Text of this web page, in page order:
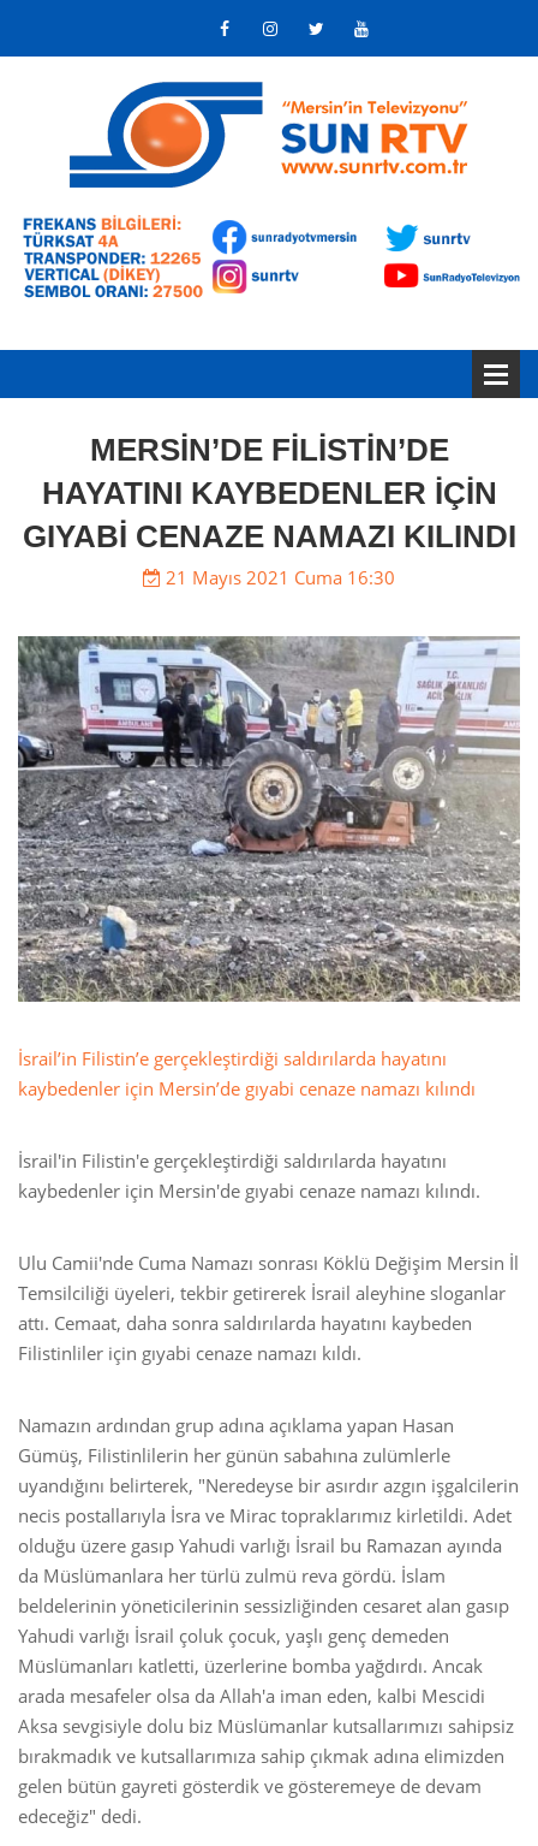
MERSİN’DE FİLİSTİN’DE
HAYATINI KAYBEDENLER İÇİN
GIYABİ CENAZE NAMAZI KILINDI
21 Mayıs 2021 Cuma 16:30
İsrail’in Filistin’e gerçekleştirdiği saldırılarda hayatını
kaybedenler için Mersin’de gıyabi cenaze namazı kılındı
İsrail'in Filistin'e gerçekleştirdiği saldırılarda hayatını
kaybedenler için Mersin'de gıyabi cenaze namazı kılındı.
Ulu Camii'nde Cuma Namazı sonrası Köklü Değişim Mersin İl
Temsilciliği üyeleri, tekbir getirerek İsrail aleyhine sloganlar
attı. Cemaat, daha sonra saldırılarda hayatını kaybeden
Filistinliler için gıyabi cenaze namazı kıldı.
Namazın ardından grup adına açıklama yapan Hasan
Gümüş, Filistinlilerin her günün sabahına zulümlerle
uyandığını belirterek, "Neredeyse bir asırdır azgın işgalcilerin
necis postallarıyla İsra ve Mirac topraklarımız kirletildi. Adet
olduğu üzere gasıp Yahudi varlığı İsrail bu Ramazan ayında
da Müslümanlara her türlü zulmü reva gördü. İslam
beldelerinin yöneticilerinin sessizliğinden cesaret alan gasıp
Yahudi varlığı İsrail çoluk çocuk, yaşlı genç demeden
Müslümanları katletti, üzerlerine bomba yağdırdı. Ancak
arada mesafeler olsa da Allah'a iman eden, kalbi Mescidi
Aksa sevgisiyle dolu biz Müslümanlar kutsallarımızı sahipsiz
bırakmadık ve kutsallarımıza sahip çıkmak adına elimizden
gelen bütün gayreti gösterdik ve gösteremeye de devam
edeceğiz" dedi.